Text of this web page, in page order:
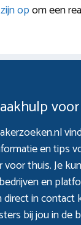
opom een
en tips
thuis. Je
en
direct in contact
bij jou in de